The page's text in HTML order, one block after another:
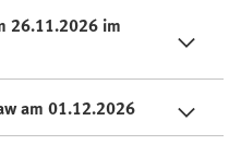
26.11.2026 im
am 01.12.2026